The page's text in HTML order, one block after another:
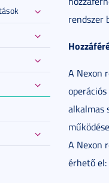
rendszer
A Nexon
alkalmas
A Nexon
érhető el: